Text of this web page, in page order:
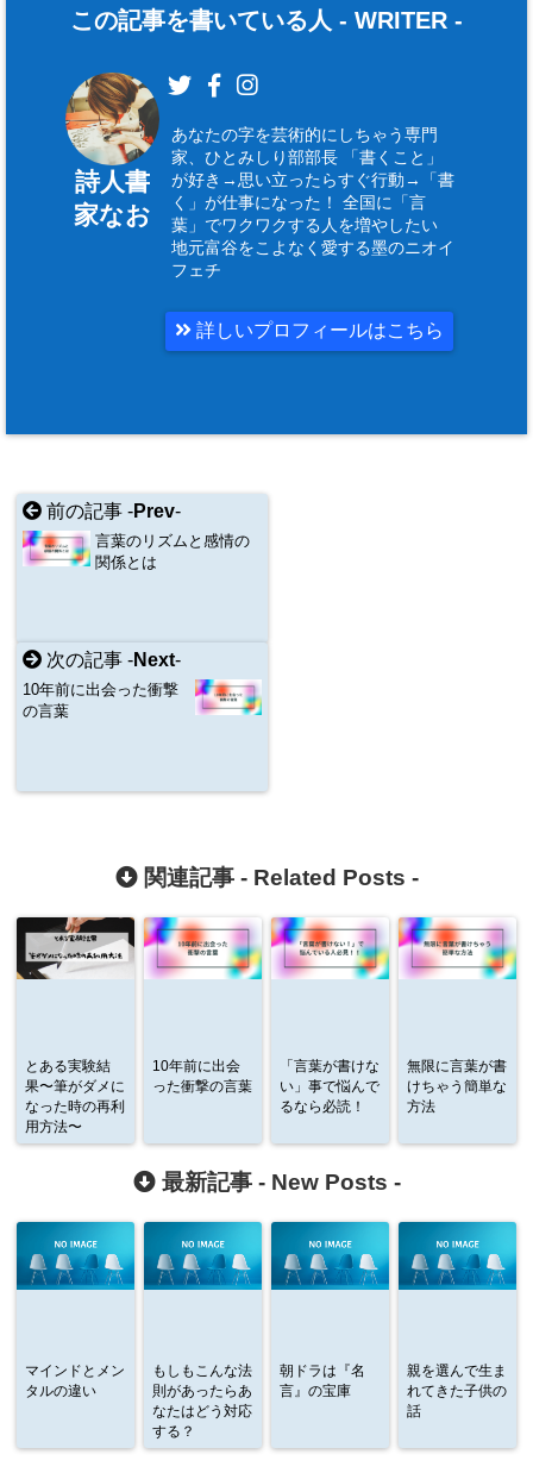
この記事を書いている人 - WRITER -
詩人書
家なお
あなたの字を芸術的にしちゃう専門
家、ひとみしり部部長 「書くこと」
が好き→思い立ったらすぐ行動→「書
く」が仕事になった！ 全国に「言
葉」でワクワクする人を増やしたい
地元富谷をこよなく愛する墨のニオイ
フェチ
詳しいプロフィールはこちら
前の記事 -Prev-
言葉のリズムと感情の
関係とは
次の記事 -Next-
10年前に出会った衝撃
の言葉
関連記事 - Related Posts -
とある実験結
果〜筆がダメに
なった時の再利
用方法〜
10年前に出会
った衝撃の言葉
「言葉が書けな
い」事で悩んで
るなら必読！
無限に言葉が書
けちゃう簡単な
方法
最新記事 - New Posts -
マインドとメン
タルの違い
もしもこんな法
則があったらあ
なたはどう対応
する？
朝ドラは『名
言』の宝庫
親を選んで生ま
れてきた子供の
話